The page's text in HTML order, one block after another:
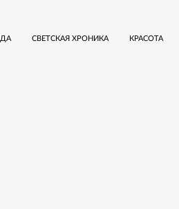
СВЕТСКАЯ ХРОНИКА КРАСОТА